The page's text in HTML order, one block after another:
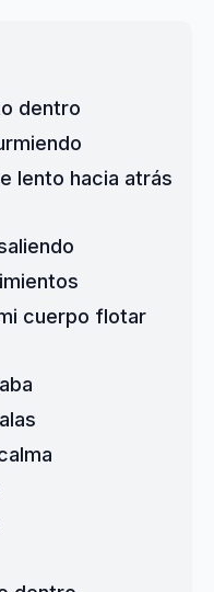
dentro
lento hacia atrás
cuerpo flotar